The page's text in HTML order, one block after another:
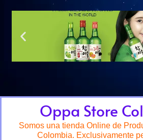
Oppa Store
Somos una tienda Online de
Colombia. Exclusivamente